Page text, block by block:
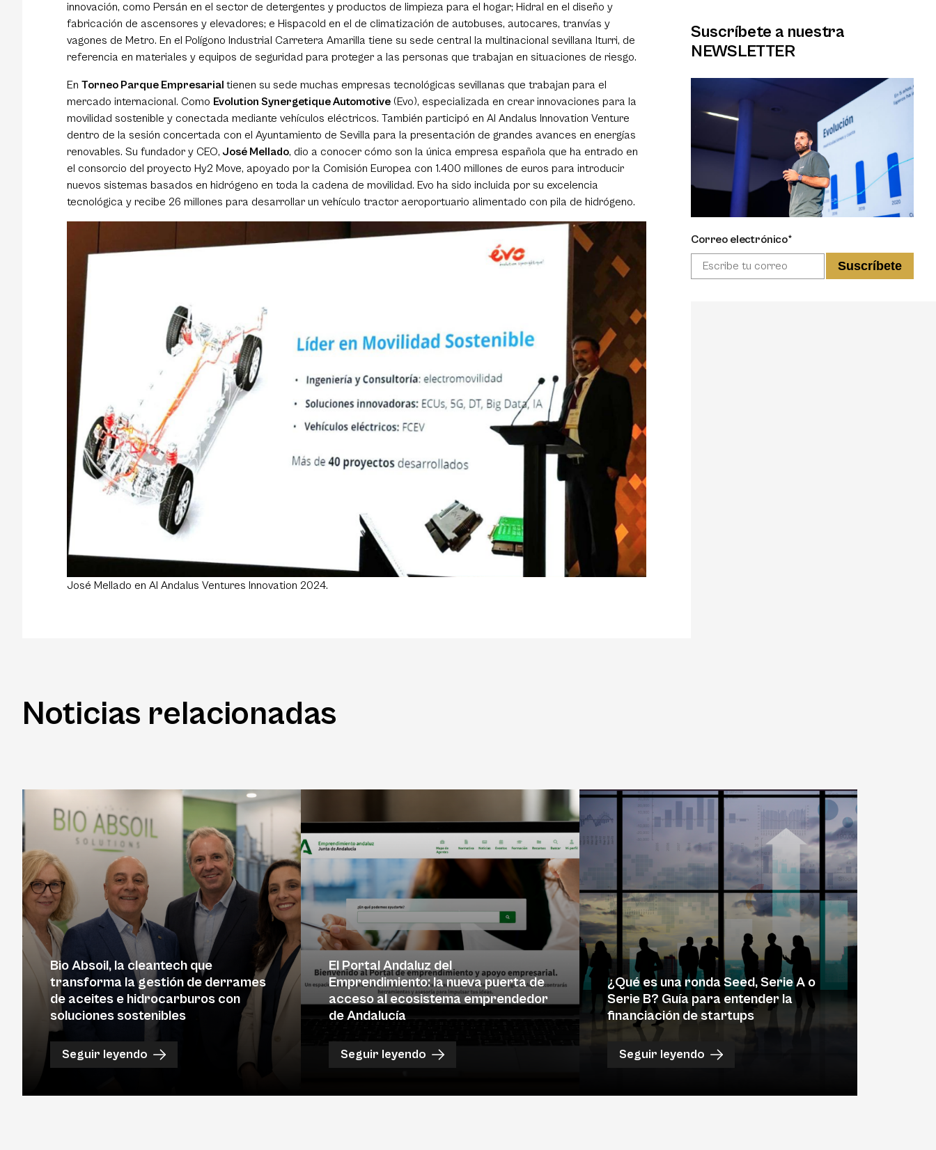
innovación, como Persán en el sector de detergentes y productos de limpieza para el hogar; Hidral en el diseño y
fabricación de ascensores y elevadores; e Hispacold en el de climatización de autobuses, autocares, tranvías y
vagones de Metro. En el Polígono Industrial Carretera Amarilla tiene su sede central la multinacional sevillana Iturri, de
referencia en materiales y equipos de seguridad para proteger a las personas que trabajan en situaciones de riesgo.
En Torneo Parque Empresarial tienen su sede muchas empresas tecnológicas sevillanas que trabajan para el
mercado internacional. Como Evolution Synergetique Automotive (Evo), especializada en crear innovaciones para la
movilidad sostenible y conectada mediante vehículos eléctricos. También participó en Al Andalus Innovation Venture
dentro de la sesión concertada con el Ayuntamiento de Sevilla para la presentación de grandes avances en energías
renovables. Su fundador y CEO,José Mellado, dio a conocer cómo son la única empresa española que ha entrado en
el consorcio del proyecto Hy2 Move, apoyado por la Comisión Europea con 1.400 millones de euros para introducir
nuevos sistemas basados en hidrógeno en toda la cadena de movilidad. Evo ha sido incluida por su excelencia
tecnológica y recibe 26 millones para desarrollar un vehículo tractor aeroportuario alimentado con pila de hidrógeno.
José Mellado en Al Andalus Ventures Innovation 2024.
Suscríbete a nuestra
NEWSLETTER
Correo electrónico*
Noticias relacionadas
Bio Absoil, la cleantech que
transforma la gestión de derrames
de aceites e hidrocarburos con
soluciones sostenibles
Seguir leyendo
El Portal Andaluz del
Emprendimiento: la nueva puerta de
acceso al ecosistema emprendedor
de Andalucía
Seguir leyendo
¿Qué es una ronda Seed, Serie A o
Serie B? Guía para entender la
financiación de startups
Seguir leyendo